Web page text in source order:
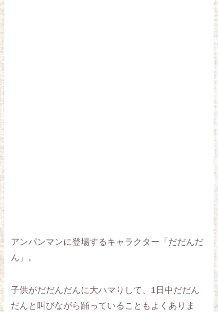
アンパンマンに登場するキャラクター「だだんだ
ん」。
子供がだだんだんに大ハマりして、1日中だだん
だんと叫びながら踊っていることもよくありま